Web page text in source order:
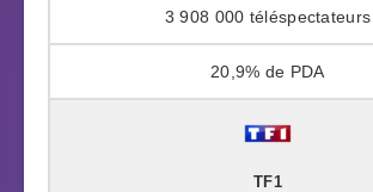
3 908 000
20,9%
TF1